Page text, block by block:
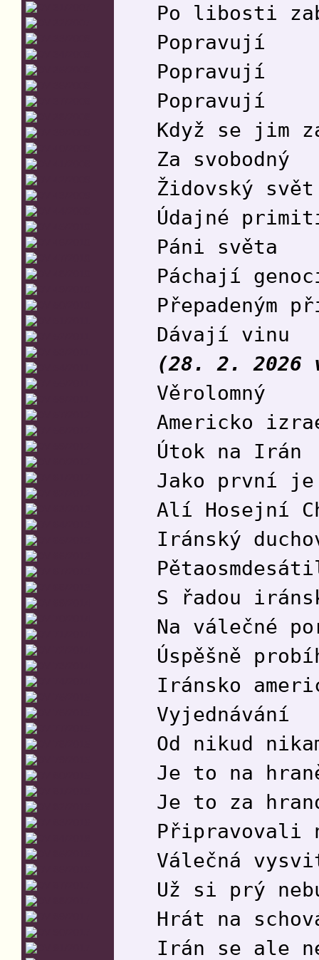
Po libosti
Popravují
Popravují
Popravují
Když se jim
Za svobodný
Židovský svět
Údajné
Páni světa
Páchají
Přepadeným
Dávají vinu
(28. 2. 2026
Věrolomný
Americko
Útok na Irán
Jako první je
Alí Hosejní
Iránský
S řadou
Na válečné
Úspěšně
Iránsko
Vyjednávání
Od nikud
Je to na
Je to za
Připravovali
Válečná
Už si prý
Hrát na
Irán se ale